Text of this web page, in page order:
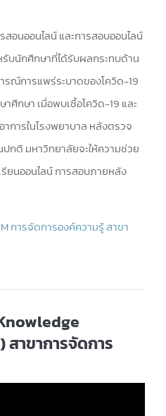
สอนออนไลน์ และการสอบออนไลน์
รับนักศึกษาที่ได้รับผลกระทบด้าน
รณ์การแพร่ระบาดของโควิด-19
ศึกษา เมื่อพบเชื้อโควิด-19 และ
การในโรงพยาบาล หลังตรวจ
กติ มหาวิทยาลัยจะให้ความช่วย
รียนออนไลน์ การสอบภายหลัง
การจัดการองค์ความรู้ สาขา
สาขาการจัดการ